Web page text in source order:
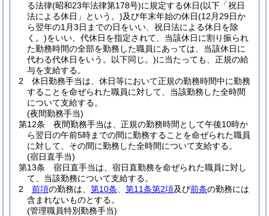
る法律(昭和23年法律第178号)に規定する休日(以下「祝日
法による休日」という。)及び年末年始の休日(12月29日か
ら翌年の1月3日までの日をいい、祝日法による休日を除
く。)をいい、代休日を指定されて、当該休日に割り振られ
た勤務時間の全部を勤務した職員にあっては、当該休日に
代わる代休日をいう。以下同じ。)に当たっても、正規の給
与を支給する。
2
休日勤務手当は、休日等において正規の勤務時間中に勤務
することを命ぜられた職員に対して、当該勤務した全時間
について支給する。
(夜間勤務手当)
第12条
夜間勤務手当は、正規の勤務時間として午後10時か
ら翌日の午前5時までの間に勤務することを命ぜられた職員
に対して、その間に勤務した全時間について支給する。
(宿日直手当)
第13条
宿日直手当は、宿日直勤務を命ぜられた職員に対し
て、当該勤務について支給する。
2
前項の勤務は、 第10条 第11条第2項及び前条の勤務には
含まれないものとする。
(管理職員特別勤務手当)